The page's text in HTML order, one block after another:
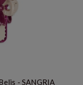
- SANGRIA